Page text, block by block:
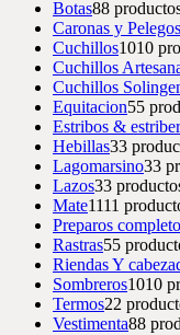
Botas88
Caronas y Pelegos
Cuchillos1010
Cuchillos
Cuchillos
Equitacion55
Estribos &
Hebillas33
Lagomarsino33
Lazos33
Mate1111
Preparos
Rastras55
Riendas Y
Sombreros1010
Termos22
Vestimenta88